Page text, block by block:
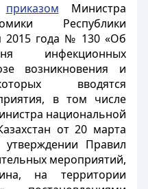
приказом Министра
Республики
2015 года № 130 «Об
инфекционных
возникновения и
вводятся
в том числе
национальной
от 20 марта
Правил
мероприятий,
на территории